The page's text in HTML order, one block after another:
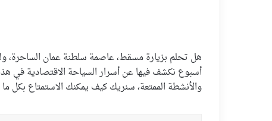
هل تحلم بزيارة مسقط، عاصمة سلطنة عمان الساحرة،
أسبوع نكشف فيها عن أسرار السياحة الاقتصادية في هذه
والأنشطة الممتعة، سنريك كيف يمكنك الاستمتاع